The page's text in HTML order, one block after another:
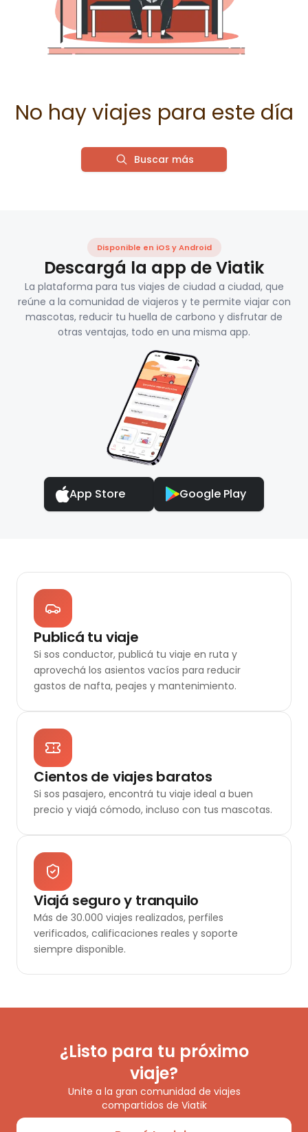
No hay viajes para este día
Buscar más
Disponible en iOS y Android
Descargá la app de Viatik
La plataforma para tus viajes de ciudad a ciudad, que
reúne a la comunidad de viajeros y te permite viajar con
mascotas, reducir tu huella de carbono y disfrutar de
otras ventajas, todo en una misma app.
App Store Google Play
Publicá tu viaje
Si sos conductor, publicá tu viaje en ruta y
aprovechá los asientos vacíos para reducir
gastos de nafta, peajes y mantenimiento.
Cientos de viajes baratos
Si sos pasajero, encontrá tu viaje ideal a buen
precio y viajá cómodo, incluso con tus mascotas.
Viajá seguro y tranquilo
Más de 30.000 viajes realizados, perfiles
verificados, calificaciones reales y soporte
siempre disponible.
¿Listo para tu próximo
viaje?
Unite a la gran comunidad de viajes
compartidos de Viatik